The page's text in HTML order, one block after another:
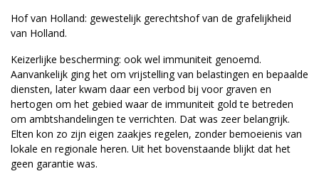
Hof van Holland: gewestelijk gerechtshof van de grafelijkheid
van Holland.
Keizerlijke bescherming: ook wel immuniteit genoemd.
Aanvankelijk ging het om vrijstelling van belastingen en bepaalde
diensten, later kwam daar een verbod bij voor graven en
hertogen om het gebied waar de immuniteit gold te betreden
om ambtshandelingen te verrichten. Dat was zeer belangrijk.
Elten kon zo zijn eigen zaakjes regelen, zonder bemoeienis van
lokale en regionale heren. Uit het bovenstaande blijkt dat het
geen garantie was.